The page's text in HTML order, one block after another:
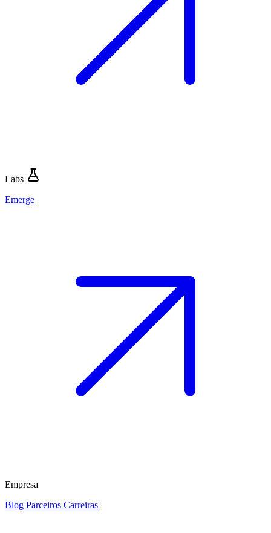
Labs
Emerge
Empresa
Blog Parceiros Carreiras